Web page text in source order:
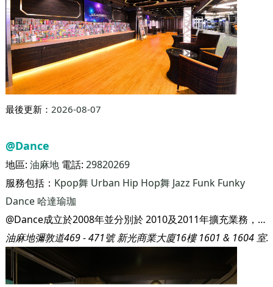
最後更新：2026-08-07
舒適堡Physical (尖沙咀店)
地區:尖沙咀電話:27333333
服務包括：武術瑜伽/普拉提ZumbaKpop舞健康舞Circuit
TrainingHIIT/TabataBootcamp & Crossfit拳擊Hip Hop
舞 拉丁舞 肚皮舞 哈達瑜珈
尖沙咀加拿芬廣場3-4樓